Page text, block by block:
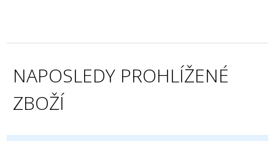
NAPOSLEDY PROHLÍŽENÉ
ZBOŽÍ